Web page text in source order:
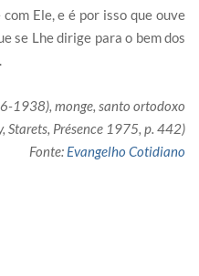
Ele, e é por isso que ouve
se Lhe dirige para o bem dos
1938), monge, santo ortodoxo
Starets, Présence 1975, p. 442)
Fonte: Evangelho Cotidiano